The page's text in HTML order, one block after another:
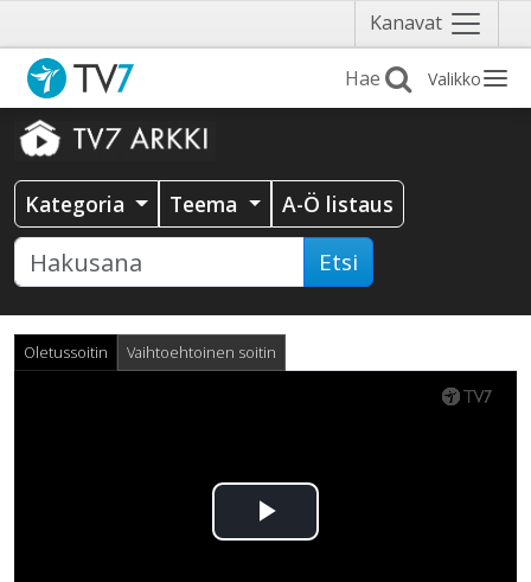
Kanavat Näytä
valikko
Valikko
Kategoria Teema A-Ö listaus
Etsi
Oletussoitin Vaihtoehtoinen soitin
Toista